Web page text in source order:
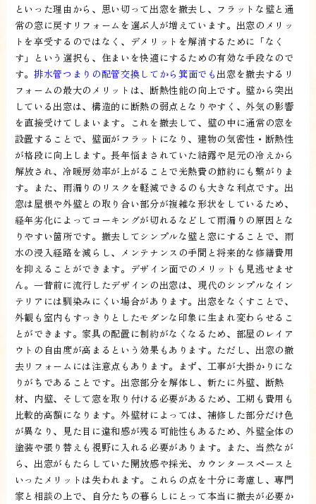
といった理由から、思い切って出窓を撤去し、フラットな壁と通
常の窓に戻すリフォームを選ぶ人が増えています。出窓のメリッ
トを享受するのではなく、デメリットを解消するために「なく
す」という選択も、住まいを快適にするための有効な手段なので
す。 排水管つまりの配管交換してから箕面でも 出窓を撤去するリ
フォームの最大のメリットは、断熱性能の向上です。壁から突出
している出窓は、構造的に断熱の弱点となりやすく、外気の影響
を直接受けてしまいます。これを撤去して、壁の中に通常の窓を
設置することで、壁面がフラットになり、建物の気密性・断熱性
が格段に向上します。長年悩まされていた結露や足元の冷えから
解放され、冷暖房効率が上がることで光熱費の節約にも繋がりま
す。また、雨漏りのリスクを軽減できるのも大きな利点です。出
窓は屋根や外壁との取り合い部分が複雑な形状をしているため、
経年劣化によってコーキングが切れるなどして雨漏りの原因とな
りやすい箇所です。撤去してシンプルな壁と窓にすることで、雨
水の浸入経路を減らし、メンテナンスの手間と将来的な修繕費用
を抑えることができます。デザイン面でのメリットも見逃せませ
ん。一昔前に流行したデザインの出窓は、現代のシンプルなイン
テリアには馴染みにくい場合があります。出窓をなくすことで、
外観も室内もすっきりとしたモダンな印象に生まれ変わらせるこ
とができます。家具の配置に制約がなくなるため、部屋のレイア
ウトの自由度が高まるという効果もあります。ただし、出窓の撤
去リフォームには注意点もあります。まず、工事が大掛かりにな
りがちであることです。出窓部分を解体し、新たに外壁、断熱
材、内壁、そして窓を取り付ける必要があるため、工期も費用も
比較的高額になります。外壁材によっては、補修した部分だけ色
が異なり、見た目に違和感が残る可能性もあるため、外壁全体の
塗装や張り替えも視野に入れる必要があります。また、当然なが
ら、出窓がもたらしていた開放感や採光、カウンタースペースと
いったメリットは失われます。これらの点を十分に考慮し、専門
家と相談の上で、自分たちの暮らしにとって本当に撤去が必要か